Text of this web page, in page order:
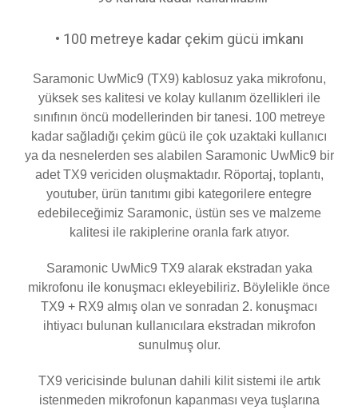
• 100 metreye kadar çekim gücü imkanı
Saramonic UwMic9 (TX9) kablosuz yaka mikrofonu,
yüksek ses kalitesi ve kolay kullanım özellikleri ile
sınıfının öncü modellerinden bir tanesi. 100 metreye
kadar sağladığı çekim gücü ile çok uzaktaki kullanıcı
ya da nesnelerden ses alabilen Saramonic UwMic9 bir
adet TX9 vericiden oluşmaktadır. Röportaj, toplantı,
youtuber, ürün tanıtımı gibi kategorilere entegre
edebileceğimiz Saramonic, üstün ses ve malzeme
kalitesi ile rakiplerine oranla fark atıyor.
Saramonic UwMic9 TX9 alarak ekstradan yaka
mikrofonu ile konuşmacı ekleyebiliriz. Böylelikle önce
TX9 + RX9 almış olan ve sonradan 2. konuşmacı
ihtiyacı bulunan kullanıcılara ekstradan mikrofon
sunulmuş olur.
TX9 vericisinde bulunan dahili kilit sistemi ile artık
istenmeden mikrofonun kapanması veya tuşlarına